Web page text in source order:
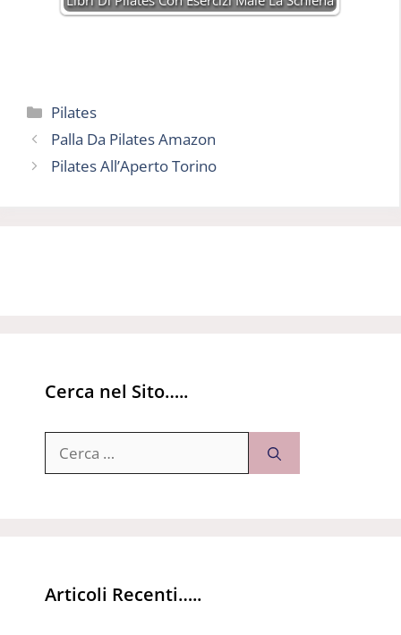
Categorie
Pilates
Palla Da Pilates Amazon
Pilates All’Aperto Torino
Cerca nel Sito…..
per:
Articoli Recenti…..